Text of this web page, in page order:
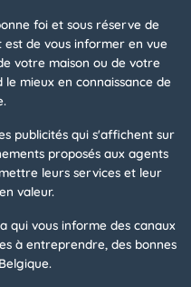
foi et sous réserve de
de vous informer en vue
votre maison ou de votre
mieux en connaissance de
publicités qui s'affichent sur
proposés aux agents
leurs services et leur
valeur.
qui vous informe des canaux
à entreprendre, des bonnes